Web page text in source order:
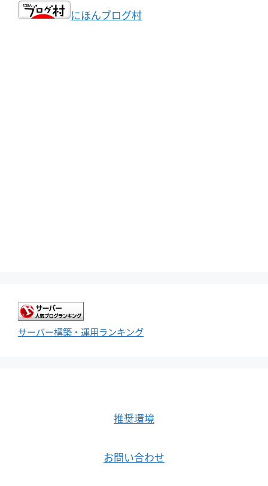
にほんブログ村
サーバー構築・運用ランキング
推奨環境
お問い合わせ